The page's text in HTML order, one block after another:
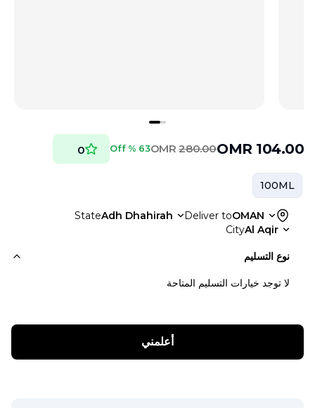
OMR 104.00
OMR 280.00
63 % Off
0
100ML
Deliver toOMAN
StateAdh Dhahirah
CityAl Aqir
نوع التسليم
لا توجد خيارات التسليم المتاحة
أعلمني